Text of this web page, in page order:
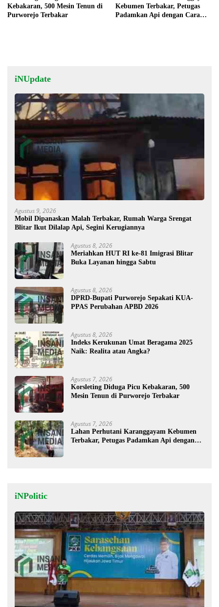
Kebakaran, 500 Mesin Tenun di
Purworejo Terbakar
Kebumen Terbakar, Petugas
Padamkan Api dengan Cara
iNUpdate
Agustus 9, 2026
Mobil Dipanaskan Malah Terbakar, Rumah Warga Srengat
Blitar Ikut Dilalap Api, Segini Kerugiannya
Agustus 8, 2026
Meriahkan HUT RI ke-81 Imigrasi Blitar
Buka Layanan hingga Sabtu
Agustus 8, 2026
DPRD-Bupati Purworejo Sepakati KUA-
PPAS Perubahan APBD 2026
Agustus 8, 2026
Indeks Kerukunan Umat Beragama 2025
Naik: Realita atau Angka?
Agustus 7, 2026
Korsleting Diduga Picu Kebakaran, 500
Mesin Tenun di Purworejo Terbakar
Agustus 7, 2026
Lahan Perhutani Karanggayam Kebumen
Terbakar, Petugas Padamkan Api dengan
iNPolitic